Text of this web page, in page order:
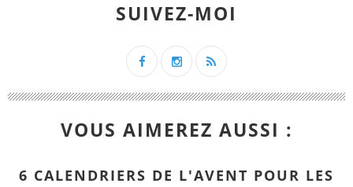
SUIVEZ-MOI
VOUS AIMEREZ AUSSI :
6 CALENDRIERS DE L'AVENT POUR LES